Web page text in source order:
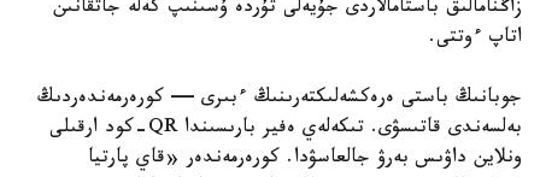
زاڭنامالىق باستامالاردى جۇيەلى تۇردە ۇسىنىپ كەلە جاتقانىن
اتاپ ءوتتى.
جوبانىڭ باستى ەرەكشەلىكتەرىنىڭ ءبىرى — كورەرمەندەردىڭ
بەلسەندى قاتىسۋى. تىكەلەي ەفير بارىسىندا QR-كود ارقىلى
ونلاين داۋىس بەرۋ جالعاسۋدا. كورەرمەندەر «قاي پارتيا